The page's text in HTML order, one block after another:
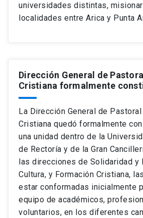
universidades distintas,
localidades entre Arica y Punta
Dirección General de
Cristiana formalmente
La Dirección General de
Cristiana quedó formalmente
una unidad dentro de la
de Rectoría y de la Gran
las direcciones de Solidaridad y
Cultura, y Formación Cristiana,
estar conformadas inicialmente
equipo de académicos,
voluntarios, en los diferentes